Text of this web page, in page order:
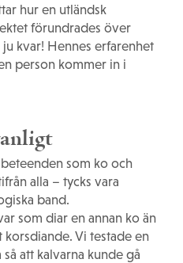
hur en utländsk
förundrades över
kvar! Hennes erfarenhet
person kommer in i
som ko och
alla – tycks vara
band.
som diar en annan ko än
korsdiande. Vi testade en
att kalvarna kunde gå